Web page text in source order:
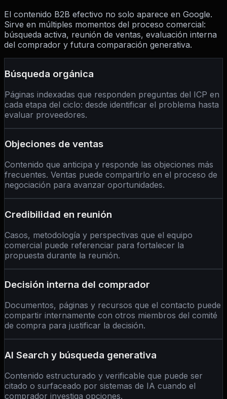
El contenido B2B efectivo no solo aparece en Google.
Sirve en múltiples momentos del proceso comercial:
búsqueda activa, reunión de ventas, evaluación interna
del comprador y futura comparación generativa.
Búsqueda orgánica
Páginas indexadas que responden preguntas del ICP en
cada etapa del ciclo: desde identificar el problema hasta
evaluar proveedores.
Objeciones de ventas
Contenido que anticipa y responde las objeciones más
frecuentes. Ventas puede compartirlo en el proceso de
negociación para avanzar oportunidades.
Credibilidad en reunión
Casos, metodología y perspectivas que el equipo
comercial puede referenciar para fortalecer la
propuesta durante la reunión.
Decisión interna del comprador
Documentos, páginas y recursos que el contacto puede
compartir internamente con otros miembros del comité
de compra para justificar la decisión.
AI Search y búsqueda generativa
Contenido estructurado y verificable que puede ser
citado o surfaceado por sistemas de IA cuando el
comprador investiga opciones.